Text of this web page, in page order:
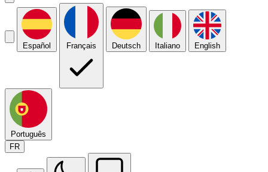
Español Français Deutsch Italiano English
Português
FR